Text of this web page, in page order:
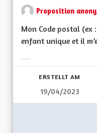
Proposition
Mon Code postal
enfant unique et il
ERSTELLT AM
19/04/2023